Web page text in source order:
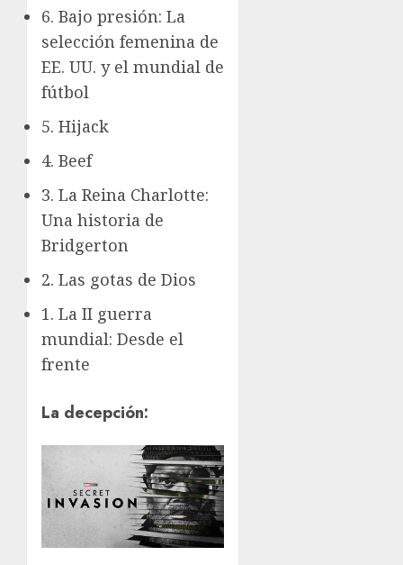
6. Bajo presión: La
selección femenina de
EE. UU. y el mundial de
fútbol
5. Hijack
4. Beef
3. La Reina Charlotte:
Una historia de
Bridgerton
2. Las gotas de Dios
1. La II guerra
mundial: Desde el
frente
La decepción: